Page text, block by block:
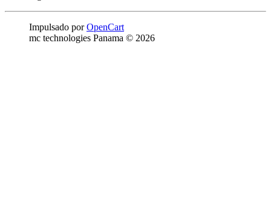
Impulsado porOpenCart
mc technologies Panama © 2026